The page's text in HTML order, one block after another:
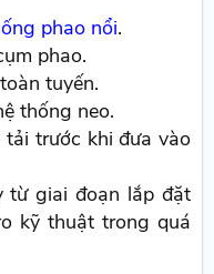
phao nổi.
phao.
tuyến.
thống neo.
trước khi đưa vào
từ giai đoạn lắp đặt
kỹ thuật trong quá